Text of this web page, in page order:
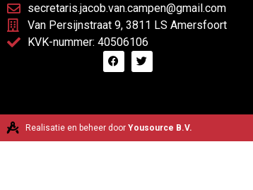
secretaris.jacob.van.campen@gmail.com
Van Persijnstraat 9, 3811 LS Amersfoort
KVK-nummer: 40506106
Realisatie en beheer doorYousource B.V.